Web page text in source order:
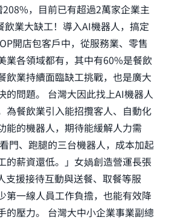
，目前已有超過2萬家企業主
飲業大缺工！導入AI機器人，搞定
開店包客戶中，從服務業、零售
業各領域都有，其中有60%是餐飲
飲業持續面臨缺工挑戰，也是廣大
的問題。 台灣大因此找上AI機器人
為餐飲業引入能招攬客人、自動化
能的機器人，期待能緩解人力需
門、跑腿的三台機器人，成本加起
的薪資還低。」女媧創造營運長張
支援接待互動與送餐、取餐等服
第一線人員工作負擔，也能有效降
的壓力。 台灣大中小企業事業副總